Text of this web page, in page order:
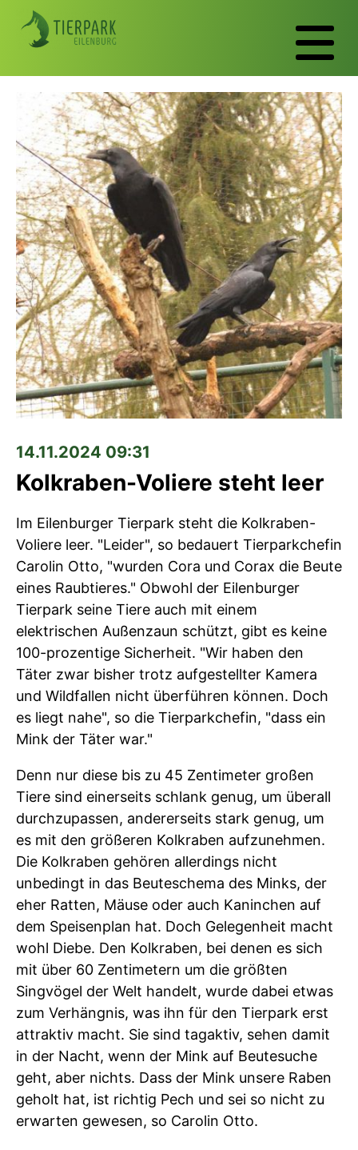
14.11.2024 09:31
Kolkraben-Voliere steht leer
Im Eilenburger Tierpark steht die Kolkraben-
Voliere leer. "Leider", so bedauert Tierparkchefin
Carolin Otto, "wurden Cora und Corax die Beute
eines Raubtieres." Obwohl der Eilenburger
Tierpark seine Tiere auch mit einem
elektrischen Außenzaun schützt, gibt es keine
100-prozentige Sicherheit. "Wir haben den
Täter zwar bisher trotz aufgestellter Kamera
und Wildfallen nicht überführen können. Doch
es liegt nahe", so die Tierparkchefin, "dass ein
Mink der Täter war."
Denn nur diese bis zu 45 Zentimeter großen
Tiere sind einerseits schlank genug, um überall
durchzupassen, andererseits stark genug, um
es mit den größeren Kolkraben aufzunehmen.
Die Kolkraben gehören allerdings nicht
unbedingt in das Beuteschema des Minks, der
eher Ratten, Mäuse oder auch Kaninchen auf
dem Speisenplan hat. Doch Gelegenheit macht
wohl Diebe. Den Kolkraben, bei denen es sich
mit über 60 Zentimetern um die größten
Singvögel der Welt handelt, wurde dabei etwas
zum Verhängnis, was ihn für den Tierpark erst
attraktiv macht. Sie sind tagaktiv, sehen damit
in der Nacht, wenn der Mink auf Beutesuche
geht, aber nichts. Dass der Mink unsere Raben
geholt hat, ist richtig Pech und sei so nicht zu
erwarten gewesen, so Carolin Otto.